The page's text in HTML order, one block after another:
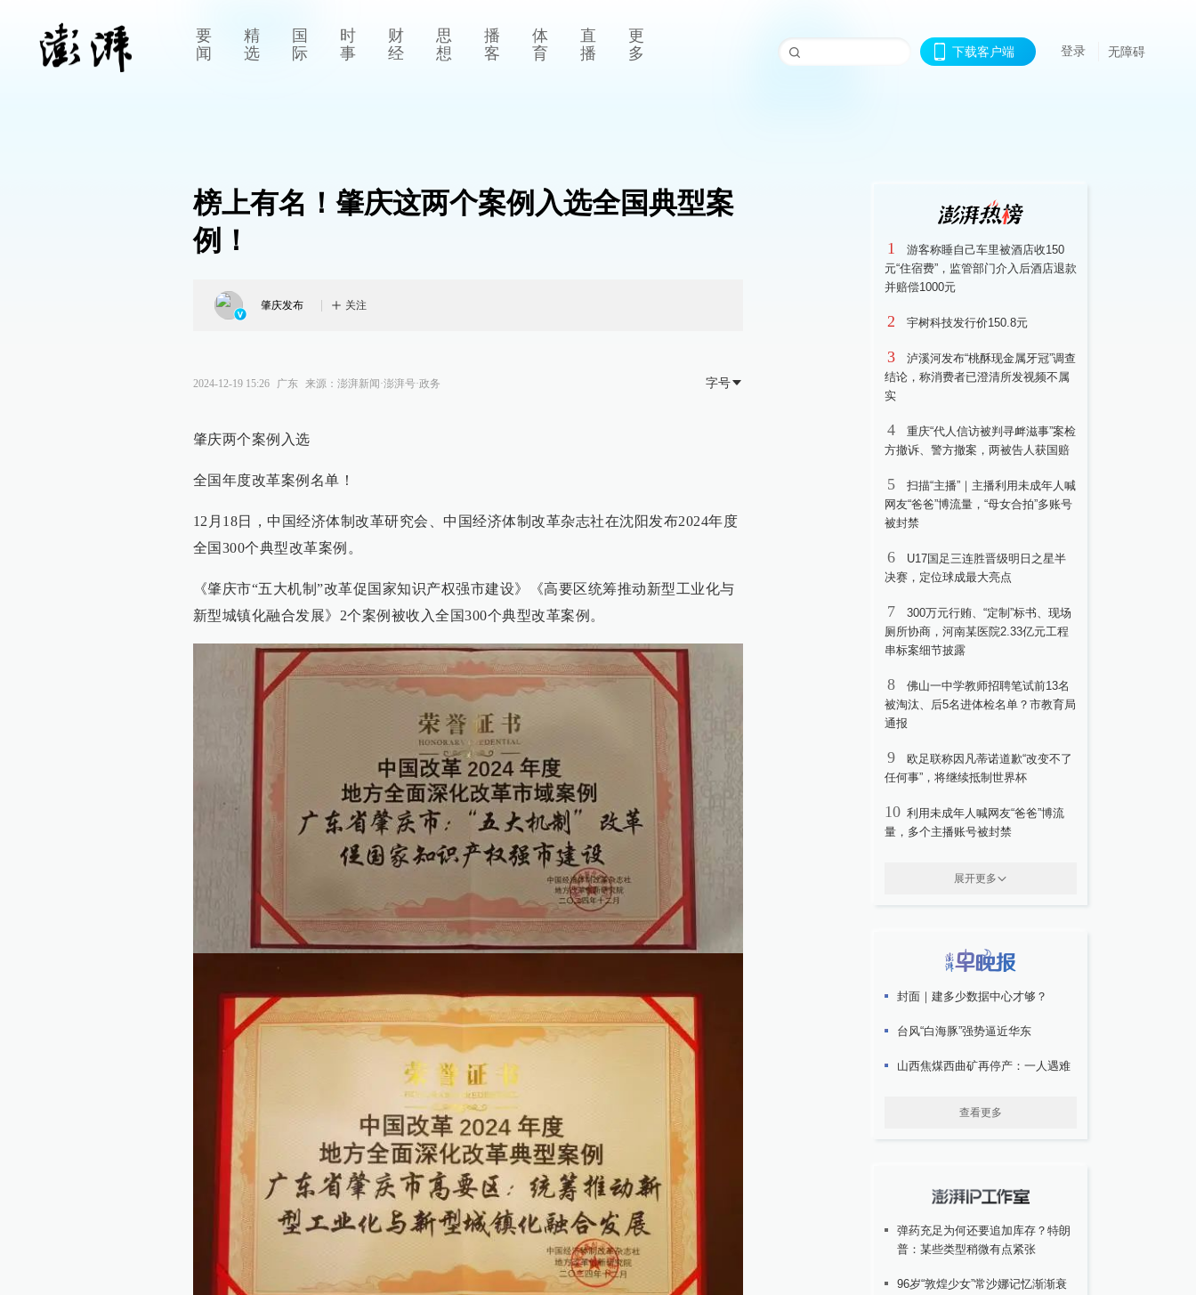
要
闻
精
选
国
际
时
事
财
经
思
想
播
客
体
育
直
播
更
多
下载客户端 登录 无障碍
榜上有名！肇庆这两个案例入选全国典型案
例！
肇庆发布 关注
2024-12-19 15:26 广东 来源： 澎湃新闻·澎湃号·政务 字号
肇庆两个案例入选
全国年度改革案例名单！
12月18日，中国经济体制改革研究会、中国经济体制改革杂志社在沈阳发布2024年度
全国300个典型改革案例。
《肇庆市“五大机制”改革促国家知识产权强市建设》《高要区统筹推动新型工业化与
新型城镇化融合发展》2个案例被收入全国300个典型改革案例。
1
游客称睡自己车里被酒店收150
元“住宿费”，监管部门介入后酒店退款
并赔偿1000元
2 宇树科技发行价150.8元
3
泸溪河发布“桃酥现金属牙冠”调查
结论，称消费者已澄清所发视频不属
实
4
重庆“代人信访被判寻衅滋事”案检
方撤诉、警方撤案，两被告人获国赔
5
扫描“主播”｜主播利用未成年人喊
网友“爸爸”博流量，“母女合拍”多账号
被封禁
6
U17国足三连胜晋级明日之星半
决赛，定位球成最大亮点
7
300万元行贿、“定制”标书、现场
厕所协商，河南某医院2.33亿元工程
串标案细节披露
8
佛山一中学教师招聘笔试前13名
被淘汰、后5名进体检名单？市教育局
通报
9
欧足联称因凡蒂诺道歉“改变不了
任何事”，将继续抵制世界杯
10 利用未成年人喊网友“爸爸”博流
量，多个主播账号被封禁
展开更多
封面｜建多少数据中心才够？
台风“白海豚”强势逼近华东
山西焦煤西曲矿再停产：一人遇难
查看更多
弹药充足为何还要追加库存？特朗
普：某些类型稍微有点紧张
96岁“敦煌少女”常沙娜记忆渐渐衰